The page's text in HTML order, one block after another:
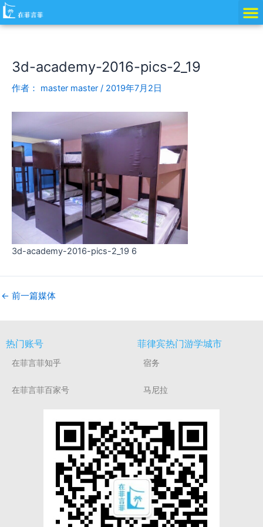
跳
至
3d-academy-2016-pics-2_19
作者： master master / 2019年7月2日
3d-academy-2016-pics-2_19 6
Post
navigation
← 前一篇媒体
热门账号
在菲言菲知乎
在菲言菲百家号
菲律宾热门游学城市
宿务
马尼拉